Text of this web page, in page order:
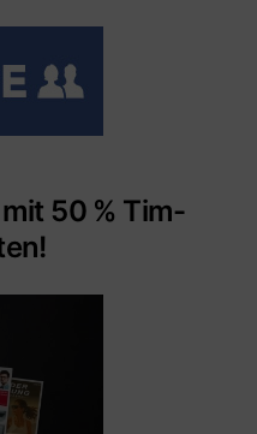
50 % Tim-